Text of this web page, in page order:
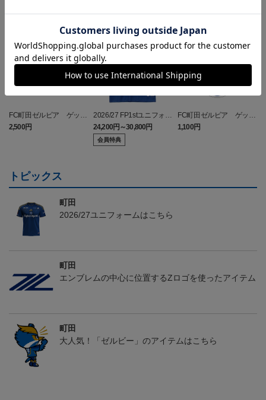
FC町田ゼルビア ゲッコ
ウガ タオルマフラー
2,500円
2026/27 FP1stユニフォー
ム
24,200円～30,800円
会員特典
FC町田ゼルビア ゲッコ
ウガ キーホルダー
1,100円
トピックス
町田
2026/27ユニフォームはこちら
町田
エンブレムの中心に位置するZロゴを使ったアイテム
町田
大人気！「ゼルビー」のアイテムはこちら